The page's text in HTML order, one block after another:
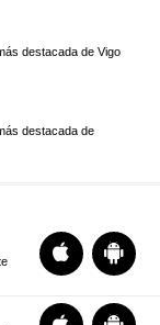
destacada de Vigo
destacada de